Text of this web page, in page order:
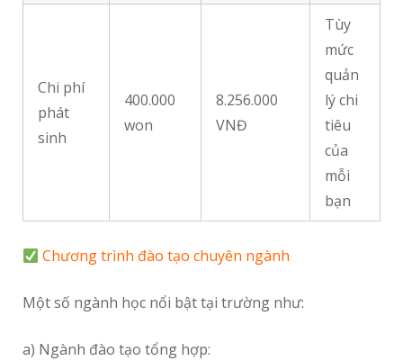
Chi phí
phát
sinh
400.000
won
8.256.000
VNĐ
Tùy
mức
quản
lý chi
tiêu
của
mỗi
bạn
Chương trình đào tạo chuyên ngành
Một số ngành học nổi bật tại trường như:
a) Ngành đào tạo tổng hợp: